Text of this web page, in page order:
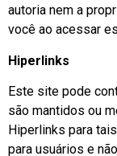
autoria nem a
você ao acessar
Hiperlinks
Este site pode
são mantidos ou
Hiperlinks para
para usuários e